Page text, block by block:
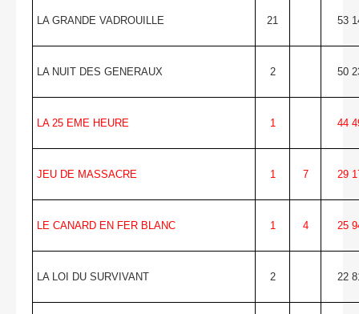
LA GRANDE VADROUILLE 21 53
LA NUIT DES GENERAUX 2 50
LA 25 EME HEURE 1 44
JEU DE MASSACRE 1 7 29
LE CANARD EN FER BLANC 1 4 25
LA LOI DU SURVIVANT 2 22